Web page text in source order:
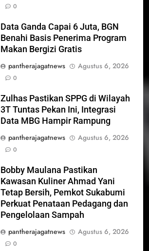
0
Data Ganda Capai 6 Juta, BGN
Benahi Basis Penerima Program
Makan Bergizi Gratis
pantherajagatnews
Agustus 6, 2026
0
Zulhas Pastikan SPPG di Wilayah
3T Tuntas Pekan Ini, Integrasi
Data MBG Hampir Rampung
pantherajagatnews
Agustus 6, 2026
0
Bobby Maulana Pastikan
Kawasan Kuliner Ahmad Yani
Tetap Bersih, Pemkot Sukabumi
Perkuat Penataan Pedagang dan
Pengelolaan Sampah
pantherajagatnews
Agustus 6, 2026
0